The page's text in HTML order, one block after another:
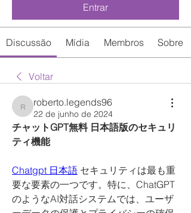
Entrar
Discussão Mídia Membros Sobre
Voltar
roberto.legends96
roberto.legends96
22 de junho de 2024
チャットGPT無料 日本語版のセキュリ
ティ機能
Chatgpt 日本語 セキュリティは最も重
要な要素の一つです。特に、ChatGPT
のようなAI対話システムでは、ユーザ